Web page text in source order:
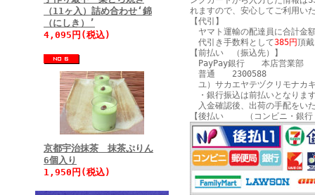
（11ヶ入）詰め合わせ‘錦
（にしき）’
4,095円(税込)
京都宇治抹茶 抹茶ぷりん
6個入り
1,950円(税込)
れますので、安心してご利用い
【代引】
ヤマト運輸の配達員に合計金
代引き手数料として385円頂
【前払い （振込先）】
PayPay銀行 本店営業部
普通 2300588
ユ）サカエヤテヅクリモナカ
・銀行振込は前払いとなりま
入金確認後、出荷の手配をい
【後払い （コンビニ・銀行